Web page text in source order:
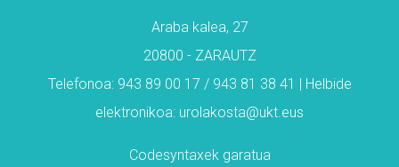
Araba kalea, 27
20800 - ZARAUTZ
Telefonoa: 943 89 00 17 / 943 81 38 41 | Helbide
elektronikoa: urolakosta@ukt.eus
Codesyntaxek garatua